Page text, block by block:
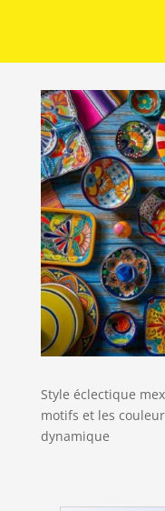
Style éclectique
motifs et les
dynamique